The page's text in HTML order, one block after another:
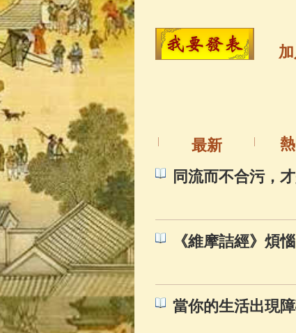
金山活佛
善財童子五
最新
同流而不合污，
《維摩詰經》煩
當你的生活出現